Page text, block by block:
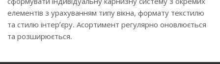
елементів з урахуванням типу вікна, формату текстилю
та стилю інтер’єру. Асортимент регулярно оновлюється
та розширюється.